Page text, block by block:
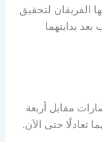
الفريقان لتحقيق
بدايتهما
مقابل أربعة
تعادلًا حتى الآن.